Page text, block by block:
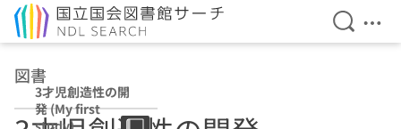
検索を
メ
図書
3才児創造性の開
発 (My first
study)